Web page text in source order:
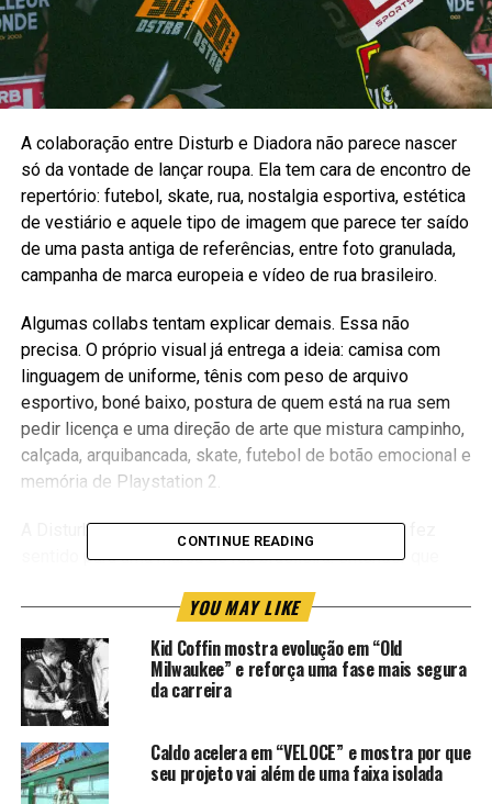
A colaboração entre Disturb e Diadora não parece nascer
só da vontade de lançar roupa. Ela tem cara de encontro de
repertório: futebol, skate, rua, nostalgia esportiva, estética
de vestiário e aquele tipo de imagem que parece ter saído
de uma pasta antiga de referências, entre foto granulada,
campanha de marca europeia e vídeo de rua brasileiro.
Algumas collabs tentam explicar demais. Essa não
precisa. O próprio visual já entrega a ideia: camisa com
linguagem de uniforme, tênis com peso de arquivo
esportivo, boné baixo, postura de quem está na rua sem
pedir licença e uma direção de arte que mistura campinho,
calçada, arquibancada, skate, futebol de botão emocional e
memória de Playstation 2.
A Disturb aparece aqui dentro daquilo que sempre fez
sentido para uma marca de rua brasileira: entender que
no rolê, no adesivo colado em poste, na foto tremida, na
camiseta usada até perder a forma, no tênis que carrega
história e na estética de quem cresceu vendo cultura
acontecer do lado de fora dos lugares oficiais.
ao esporte há décadas, com presença em universos como
futebol, tênis, corrida e sportswear. Só que, nesse tipo de
CONTINUE READING
YOU MAY LIKE
Kid Coffin mostra evolução em “Old
Milwaukee” e reforça uma fase mais segura
da carreira
Caldo acelera em “VELOCE” e mostra por que
seu projeto vai além de uma faixa isolada